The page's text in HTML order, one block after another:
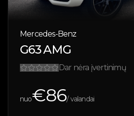
Mercedes-Benz
G63 AMG
Dar nėra įvertinimų
nuo€86/ valandai